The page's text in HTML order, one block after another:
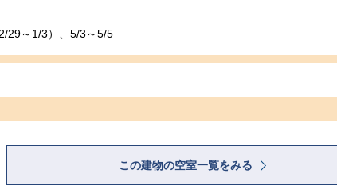
29～1/3）、5/3～5/5
この建物の空室一覧をみる